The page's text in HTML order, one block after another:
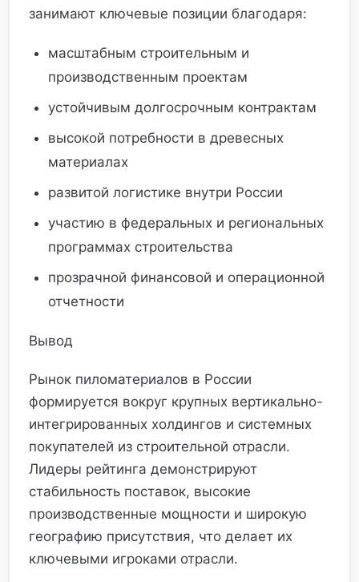
занимают ключевые позиции благодаря:
масштабным строительным и
производственным проектам
устойчивым долгосрочным контрактам
высокой потребности в древесных
материалах
развитой логистике внутри России
участию в федеральных и региональных
программах строительства
прозрачной финансовой и операционной
отчетности
Вывод
Рынок пиломатериалов в России
формируется вокруг крупных вертикально-
интегрированных холдингов и системных
покупателей из строительной отрасли.
Лидеры рейтинга демонстрируют
стабильность поставок, высокие
производственные мощности и широкую
географию присутствия, что делает их
ключевыми игроками отрасли.